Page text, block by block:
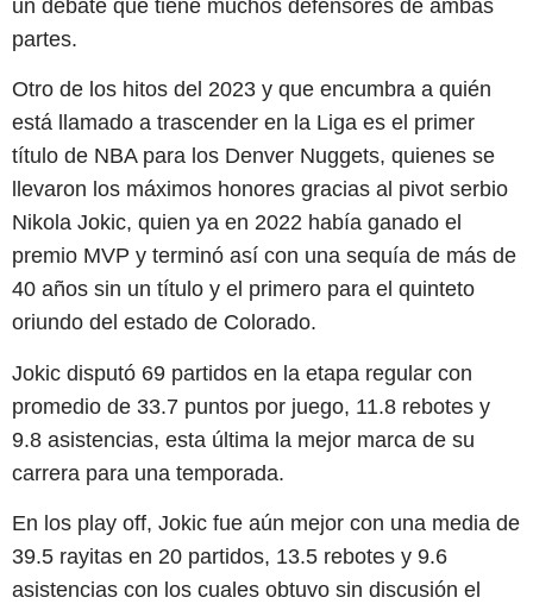
un debate que tiene muchos defensores de ambas
partes.
Otro de los hitos del 2023 y que encumbra a quién
está llamado a trascender en la Liga es el primer
título de NBA para los Denver Nuggets, quienes se
llevaron los máximos honores gracias al pivot serbio
Nikola Jokic, quien ya en 2022 había ganado el
premio MVP y terminó así con una sequía de más de
40 años sin un título y el primero para el quinteto
oriundo del estado de Colorado.
Jokic disputó 69 partidos en la etapa regular con
promedio de 33.7 puntos por juego, 11.8 rebotes y
9.8 asistencias, esta última la mejor marca de su
carrera para una temporada.
En los play off, Jokic fue aún mejor con una media de
39.5 rayitas en 20 partidos, 13.5 rebotes y 9.6
asistencias con los cuales obtuvo sin discusión el